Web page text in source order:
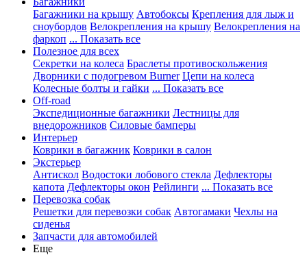
Багажники на крышу Автобоксы Крепления для лыж и
сноубордов Велокрепления на крышу Велокрепления на
фаркоп ... Показать все
Полезное для всех
Секретки на колеса Браслеты противоскольжения
Дворники с подогревом Burner Цепи на колеса
Колесные болты и гайки ... Показать все
Off-road
Экспедиционные багажники Лестницы для
внедорожников Силовые бамперы
Интерьер
Коврики в багажник Коврики в салон
Экстерьер
Антискол Водостоки лобового стекла Дефлекторы
капота Дефлекторы окон Рейлинги ... Показать все
Перевозка собак
Решетки для перевозки собак Автогамаки Чехлы на
сиденья
Запчасти для автомобилей
Еще